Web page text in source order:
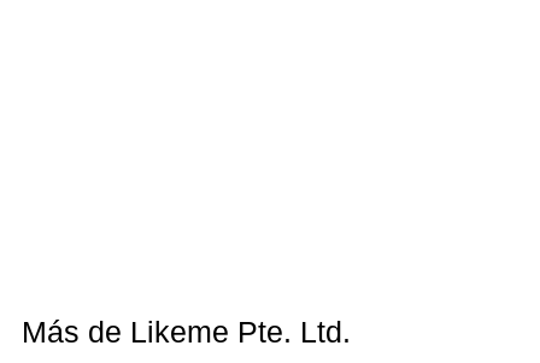
Más de Likeme Pte. Ltd.